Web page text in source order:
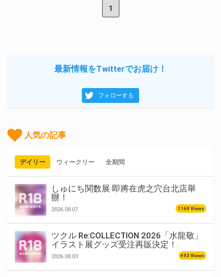
1
最新情報をTwitterでお届け！
フォローする
人気の記事
デイリー ウィークリー 全期間
しゅにち関数展 即將在虎之穴台北店舉
辦！
2026.08.07 1169 Views
ツクル Re:COLLECTION 2026「水龍敬」
イラスト展グッズ受注再販決定！
2026.08.03 493 Views